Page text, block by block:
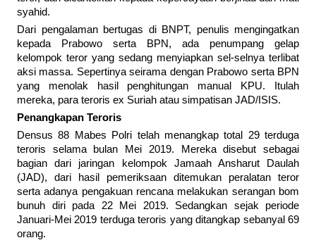
syahid.
Dari pengalaman bertugas di BNPT, penulis mengingatkan
kepada Prabowo serta BPN, ada penumpang gelap
kelompok teror yang sedang menyiapkan sel-selnya terlibat
aksi massa. Sepertinya seirama dengan Prabowo serta BPN
yang menolak hasil penghitungan manual KPU. Itulah
mereka, para teroris ex Suriah atau simpatisan JAD/ISIS.
Penangkapan Teroris
Densus 88 Mabes Polri telah menangkap total 29 terduga
teroris selama bulan Mei 2019. Mereka disebut sebagai
bagian dari jaringan kelompok Jamaah Ansharut Daulah
(JAD), dari hasil pemeriksaan ditemukan peralatan teror
serta adanya pengakuan rencana melakukan serangan bom
bunuh diri pada 22 Mei 2019. Sedangkan sejak periode
Januari-Mei 2019 terduga teroris yang ditangkap sebanyal 69
orang.